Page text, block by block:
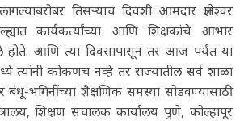
तिसऱ्याच दिवशी आमदार ज्ञानेश्वर
कार्यकर्त्यांच्या आणि शिक्षकांचे आभार
होते. आणि त्या दिवसापासून तर आज पर्यंत या
त्यांनी कोकणच नव्हे तर राज्यातील सर्व शाळा
बंधू-भगिनींच्या शैक्षणिक समस्या सोडवण्यासाठी
शिक्षण संचालक कार्यालय पुणे, कोल्हापूर